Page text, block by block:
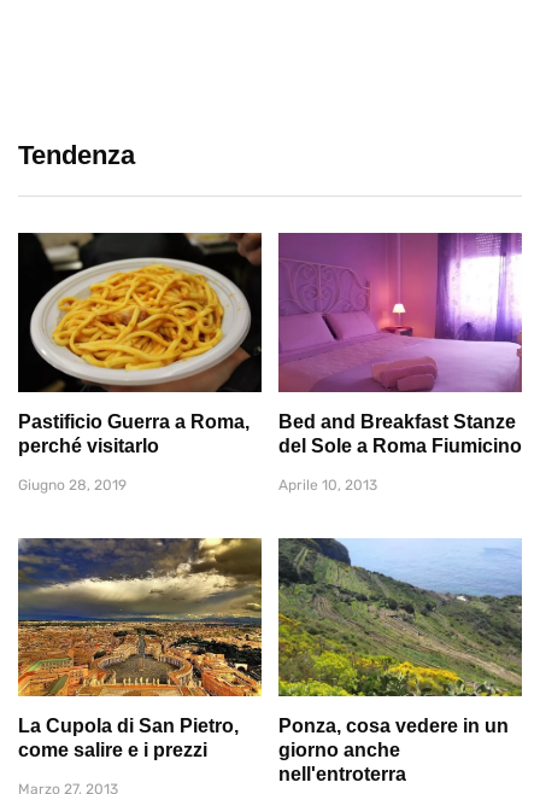
Tendenza
Pastificio Guerra a Roma,
perché visitarlo
Giugno 28, 2019
Bed and Breakfast Stanze
del Sole a Roma Fiumicino
Aprile 10, 2013
La Cupola di San Pietro,
come salire e i prezzi
Marzo 27, 2013
Ponza, cosa vedere in un
giorno anche
nell'entroterra